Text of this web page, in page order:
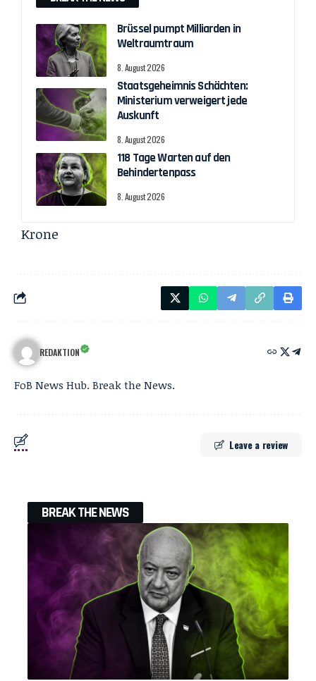
Brüssel pumpt Milliarden in
Weltraumtraum
8. August 2026
Staatsgeheimnis Schächten:
Ministerium verweigert jede
Auskunft
8. August 2026
118 Tage Warten auf den
Behindertenpass
8. August 2026
Krone
REDAKTION
FoB News Hub. Break the News.
Leave a review
BREAK THE NEWS